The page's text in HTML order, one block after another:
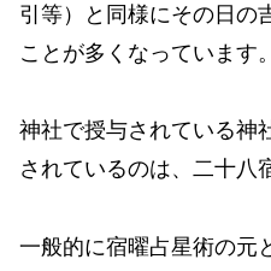
引等）と同様にその日の
ことが多くなっています。
神社で授与されている神
されているのは、二十八
一般的に宿曜占星術の元